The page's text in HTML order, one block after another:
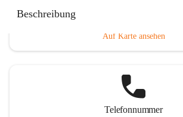
Beschreibung
Auf Karte ansehen
Telefonnummer